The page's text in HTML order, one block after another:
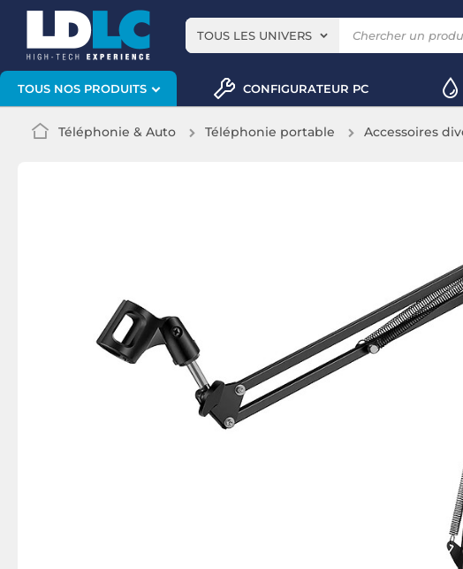
TOUS LES UNIVERS
TOUS NOS PRODUITS CONFIGURATEUR PC
Téléphonie & Auto Téléphonie portable Accessoires